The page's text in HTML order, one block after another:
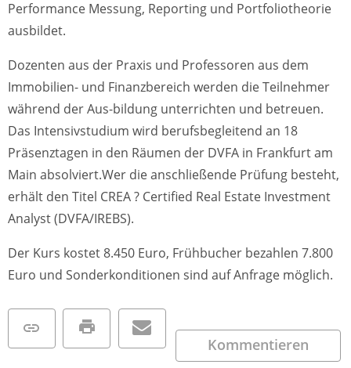
Performance Messung, Reporting und Portfoliotheorie
ausbildet.
Dozenten aus der Praxis und Professoren aus dem
Immobilien- und Finanzbereich werden die Teilnehmer
während der Aus-bildung unterrichten und betreuen.
Das Intensivstudium wird berufsbegleitend an 18
Präsenztagen in den Räumen der DVFA in Frankfurt am
Main absolviert.Wer die anschließende Prüfung besteht,
erhält den Titel CREA ? Certified Real Estate Investment
Analyst (DVFA/IREBS).
Der Kurs kostet 8.450 Euro, Frühbucher bezahlen 7.800
Euro und Sonderkonditionen sind auf Anfrage möglich.
Kommentieren